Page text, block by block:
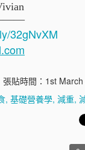
32gNvXM
張貼時間： 1st
基礎營養學 減重